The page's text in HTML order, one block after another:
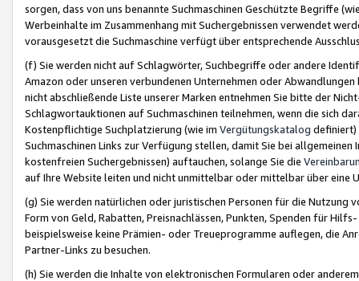
sorgen, dass von uns benannte Suchmaschinen Geschützte Begriffe
Werbeinhalte im Zusammenhang mit Suchergebnissen verwendet
vorausgesetzt die Suchmaschine verfügt über entsprechende
(f) Sie werden nicht auf Schlagwörter, Suchbegriffe oder andere
Amazon oder unseren verbundenen Unternehmen oder
nicht abschließende Liste unserer Marken entnehmen Sie bitte der
Schlagwortauktionen auf Suchmaschinen teilnehmen, wenn die sich
Kostenpflichtige Suchplatzierung (wie im Vergütungskatalog definiert)
Suchmaschinen Links zur Verfügung stellen, damit Sie bei
kostenfreien Suchergebnissen) auftauchen, solange Sie die
auf Ihre Website leiten und nicht unmittelbar oder mittelbar über eine
(g) Sie werden natürlichen oder juristischen Personen für die Nutzung
Form von Geld, Rabatten, Preisnachlässen, Punkten, Spenden für
beispielsweise keine Prämien- oder Treueprogramme auflegen, die
Partner-Links zu besuchen.
(h) Sie werden die Inhalte von elektronischen Formularen oder